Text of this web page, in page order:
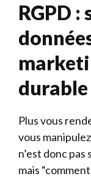
RGPD :
durable
Plus vous
vous
n’est donc
mais